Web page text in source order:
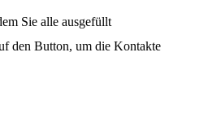
Sie alle ausgefüllt
den Button, um die Kontakte